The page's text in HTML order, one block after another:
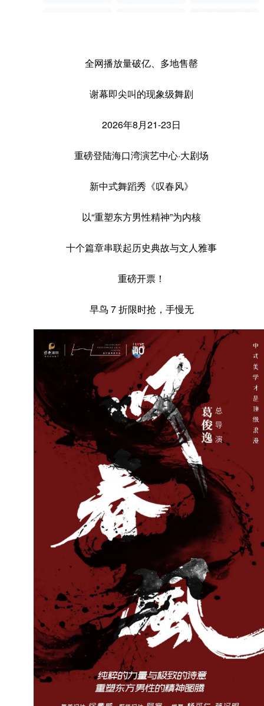
全网播放量破亿、多地售罄
谢幕即尖叫的现象级舞剧
2026年8月21-23日
重磅登陆海口湾演艺中心·大剧场
新中式舞蹈秀《叹春风》
以“重塑东方男性精神”为内核
十个篇章串联起历史典故与文人雅事
重磅开票！
早鸟 7 折限时抢，手慢无